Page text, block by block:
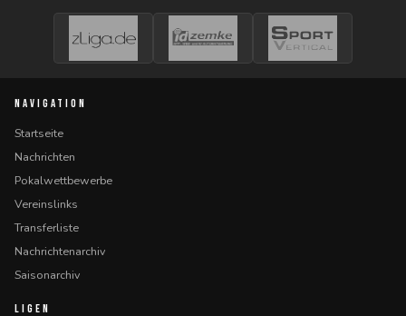
NAVIGATION
Startseite
Nachrichten
Pokalwettbewerbe
Vereinslinks
Transferliste
Nachrichtenarchiv
Saisonarchiv
LIGEN